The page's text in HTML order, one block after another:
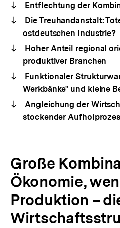
Entflechtung der
Die Treuhandanstalt:
ostdeutschen Industrie?
Hoher Anteil regional
produktiver Branchen
Funktionaler
Werkbänke" und kleine
Angleichung der
stockender
Große
Ökonomie,
Produktion –